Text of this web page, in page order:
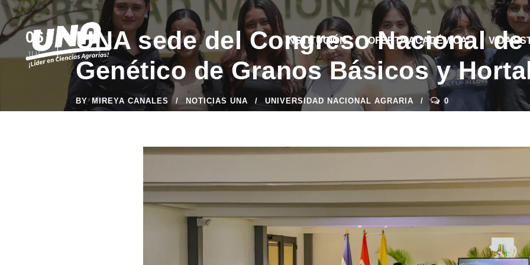
INSTITUCIÓN OFERTA ACADÉMICA VIDA
06
JUL
UNA sede del Congreso Nacional
Genético de Granos Básicos y
BY MIREYA CANALES NOTICIAS UNA UNIVERSIDAD NACIONAL AGRARIA 0